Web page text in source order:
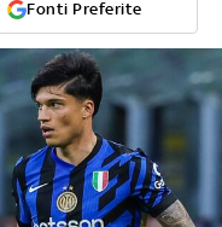
Fonti Preferite